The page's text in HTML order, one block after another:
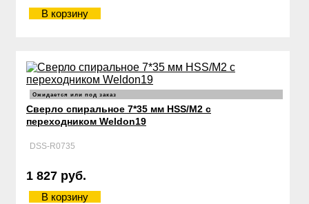
В корзину
Ожидается или под заказ
Сверло спиральное 7*35 мм HSS/М2 с
переходником Weldon19
DSS-R0735
1 827 руб.
В корзину